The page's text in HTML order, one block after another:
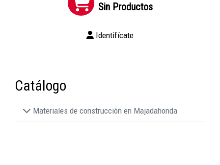
Sin Productos
Identifícate
Catálogo
Materiales de construcción en Majadahonda